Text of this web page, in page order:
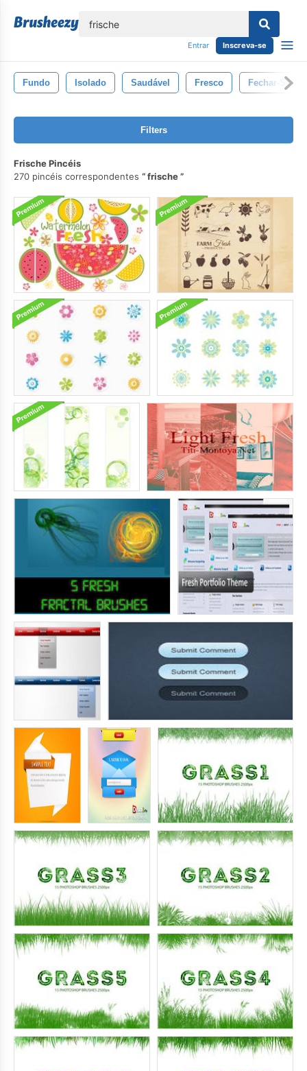
Entrar Inscreva-se
Fundo Isolado Saudável Fresco Fechar-Se
Filters
Frische Pincéis
270 pincéis correspondentes
frische